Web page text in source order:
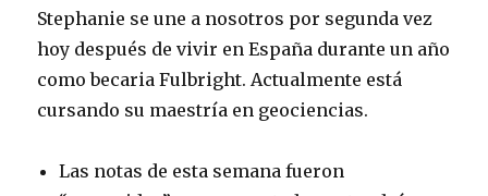
Stephanie se une a nosotros por segunda vez
hoy después de vivir en España durante un año
como becaria Fulbright. Actualmente está
cursando su maestría en geociencias.
Las notas de esta semana fueron